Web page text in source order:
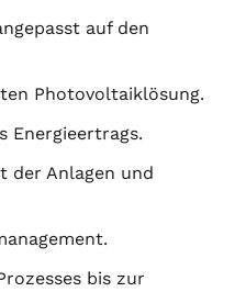
auf den
Photovoltaiklösung.
Energieertrags.
der Anlagen und
bis zur